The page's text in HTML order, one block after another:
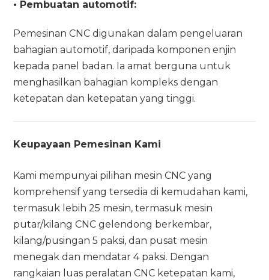
• Pembuatan automotif:
Pemesinan CNC digunakan dalam pengeluaran
bahagian automotif, daripada komponen enjin
kepada panel badan. Ia amat berguna untuk
menghasilkan bahagian kompleks dengan
ketepatan dan ketepatan yang tinggi.
Keupayaan Pemesinan Kami
Kami mempunyai pilihan mesin CNC yang
komprehensif yang tersedia di kemudahan kami,
termasuk lebih 25 mesin, termasuk mesin
putar/kilang CNC gelendong berkembar,
kilang/pusingan 5 paksi, dan pusat mesin
menegak dan mendatar 4 paksi. Dengan
rangkaian luas peralatan CNC ketepatan kami,